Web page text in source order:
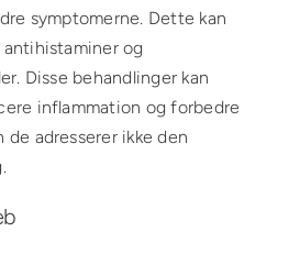
symptomerne. Dette kan
og
Disse behandlinger kan
inflammation og forbedre
adresserer ikke den